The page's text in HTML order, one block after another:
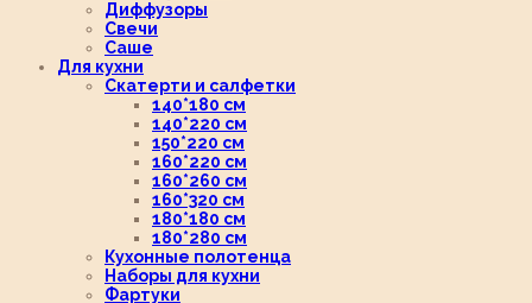
Диффузоры
Свечи
Саше
Для кухни
Скатерти и салфетки
140*180 см
140*220 см
150*220 см
160*220 см
160*260 см
160*320 см
180*180 см
180*280 см
Кухонные полотенца
Наборы для кухни
Фартуки